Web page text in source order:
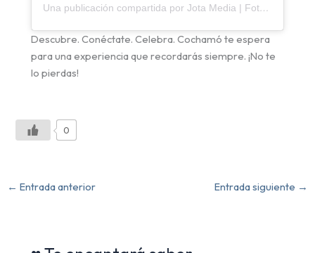
Una publicación compartida por Jota Media | Fotografía | Audiovisual | Material gráfico (@jotamediachile)
Descubre. Conéctate. Celebra. Cochamó te espera
para una experiencia que recordarás siempre. ¡No te
lo pierdas!
0
← Entrada anterior Entrada siguiente →